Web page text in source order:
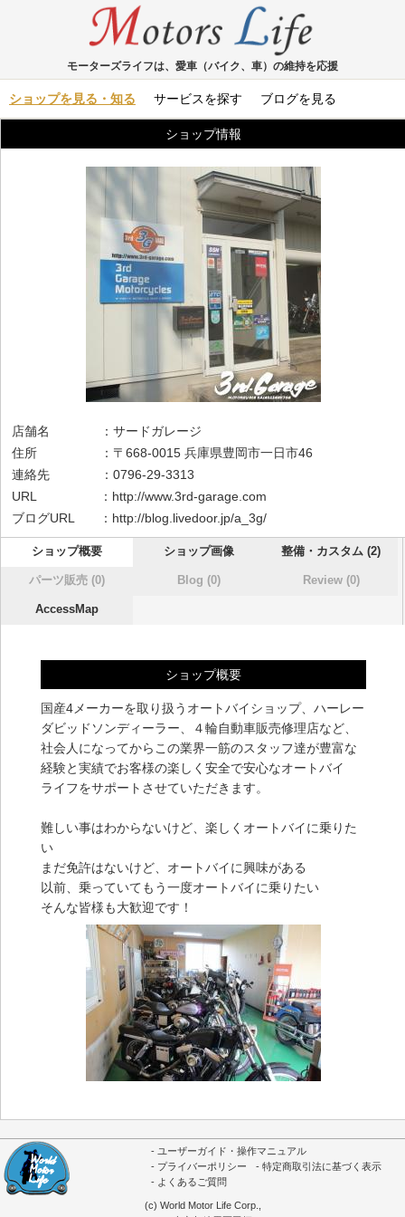
モーターズライフは、愛車（バイク、車）の維持を応援
ショップを見る・知る サービスを探す ブログを見る
ショップ情報
店舗名 ：サードガレージ
住所 ：〒668-0015 兵庫県豊岡市一日市46
連絡先 ：0796-29-3313
URL ： http://www.3rd-garage.com
ブログURL ： http://blog.livedoor.jp/a_3g/
ショップ概要 ショップ画像 整備・カスタム (2)
パーツ販売 (0) Blog (0) Review (0)
AccessMap
ショップ概要
国産4メーカーを取り扱うオートバイショップ、ハーレー
ダビッドソンディーラー、４輪自動車販売修理店など、
社会人になってからこの業界一筋のスタッフ達が豊富な
経験と実績でお客様の楽しく安全で安心なオートバイ
ライフをサポートさせていただきます。
難しい事はわからないけど、楽しくオートバイに乗りた
い
まだ免許はないけど、オートバイに興味がある
以前、乗っていてもう一度オートバイに乗りたい
そんな皆様も大歓迎です！
ユーザーガイド・操作マニュアル
プライバーポリシー
特定商取引法に基づく表示
よくあるご質問
(c) World Motor Life Corp.,